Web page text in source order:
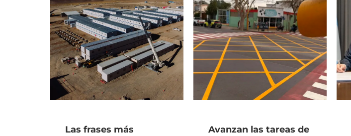
Las frases más
Avanzan las tareas de